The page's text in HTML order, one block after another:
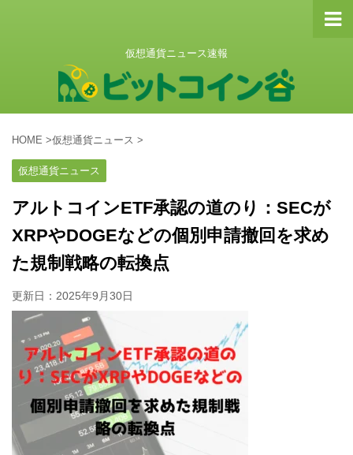
仮想通貨ニュース速報
HOME >仮想通貨ニュース >
仮想通貨ニュース
アルトコインETF承認の道のり：SECが
XRPやDOGEなどの個別申請撤回を求め
た規制戦略の転換点
更新日： 2025年9月30日